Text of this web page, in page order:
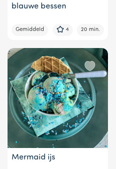
blauwe bessen
Gemiddeld 4 20 min.
Mermaid ijs